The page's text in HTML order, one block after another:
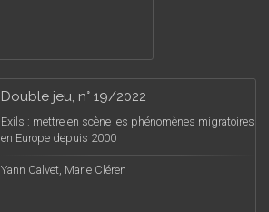
Double jeu, n° 19/2022
Exils : mettre en scène les phénomènes migratoires
en Europe depuis 2000
Yann Calvet, Marie Cléren